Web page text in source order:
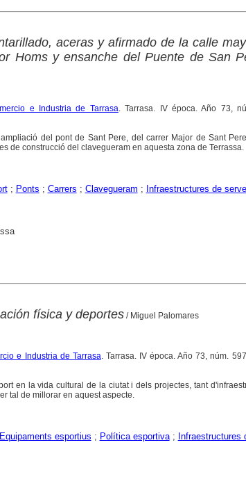
aceras y afirmado de la calle
Homs y ensanche del Puente de San
e Industria de Tarrasa . Tarrasa. IV época. Año 73,
del pont de Sant Pere, del carrer Major de Sant
de construcció del clavegueram en aquesta zona de Terrassa.
; Ponts ; Carrers ; Clavegueram ; Infraestructures de
física y deportes/ Miguel Palomares
e Industria de Tarrasa. Tarrasa. IV época. Año 73, núm.
en la vida cultural de la ciutat i dels projectes, tant
tal de millorar en aquest aspecte.
Equipaments esportius ; Política esportiva; Infraestructures